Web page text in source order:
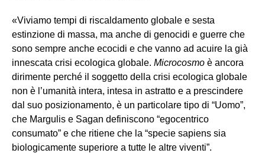
«Viviamo tempi di riscaldamento globale e sesta
estinzione di massa, ma anche di genocidi e guerre che
sono sempre anche ecocidi e che vanno ad acuire la già
innescata crisi ecologica globale. Microcosmo è ancora
dirimente perché il soggetto della crisi ecologica globale
non è l’umanità intera, intesa in astratto e a prescindere
dal suo posizionamento, è un particolare tipo di “Uomo”,
che Margulis e Sagan definiscono “egocentrico
consumato” e che ritiene che la “specie sapiens sia
biologicamente superiore a tutte le altre viventi”.